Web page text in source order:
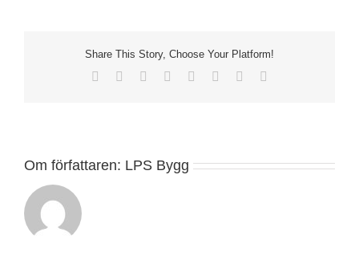
Share This Story, Choose Your Platform!
Facebook Reddit LinkedIn
TumblrPinterest
Om författaren: LPS Bygg